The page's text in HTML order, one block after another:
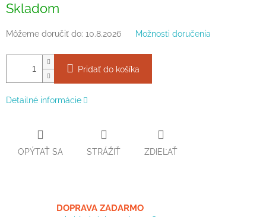
cena:
Skladom
Môžeme doručiť do: 10.8.2026 Možnosti doručenia
Pridať do košíka
Detailné informácie
OPÝTAŤ SA STRÁŽIŤ ZDIEĽAŤ
DOPRAVA ZADARMO